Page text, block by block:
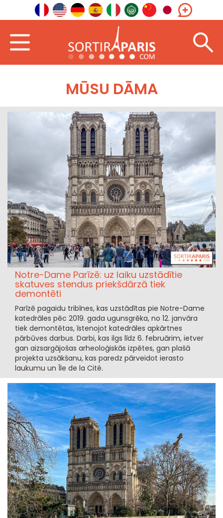
MŪSU DĀMA
Notre-Dame Parīzē: uz laiku uzstādītie
skatuves stendus priekšdārzā tiek
demontēti
Parīzē pagaidu tribīnes, kas uzstādītas pie Notre-Dame
katedrāles pēc 2019. gada ugunsgrēka, no 12. janvāra
tiek demontētas, īstenojot katedrāles apkārtnes
pārbūves darbus. Darbi, kas ilgs līdz 6. februārim, ietver
gan aizsargājošas arheoloģiskās izpētes, gan plašā
projekta uzsākšanu, kas paredz pārveidot ierasto
laukumu un Île de la Cité.